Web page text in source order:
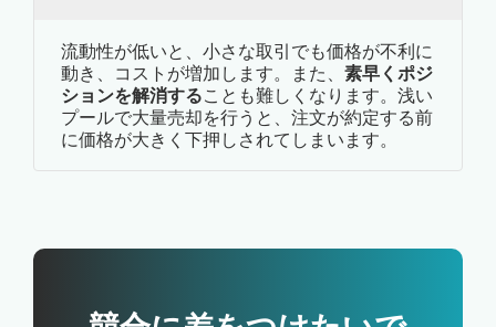
流動性が低いと、小さな取引でも価格が不利に
動き、コストが増加します。また、 素早くポジ
ションを解消することも難しくなります。浅い
プールで大量売却を行うと、注文が約定する前
に価格が大きく下押しされてしまいます。